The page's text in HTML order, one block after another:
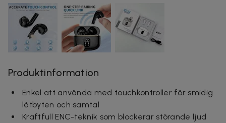
Produktinformation
Enkel att använda med touchkontroller för smidig
låtbyten och samtal
Kraftfull ENC-teknik som blockerar störande ljud